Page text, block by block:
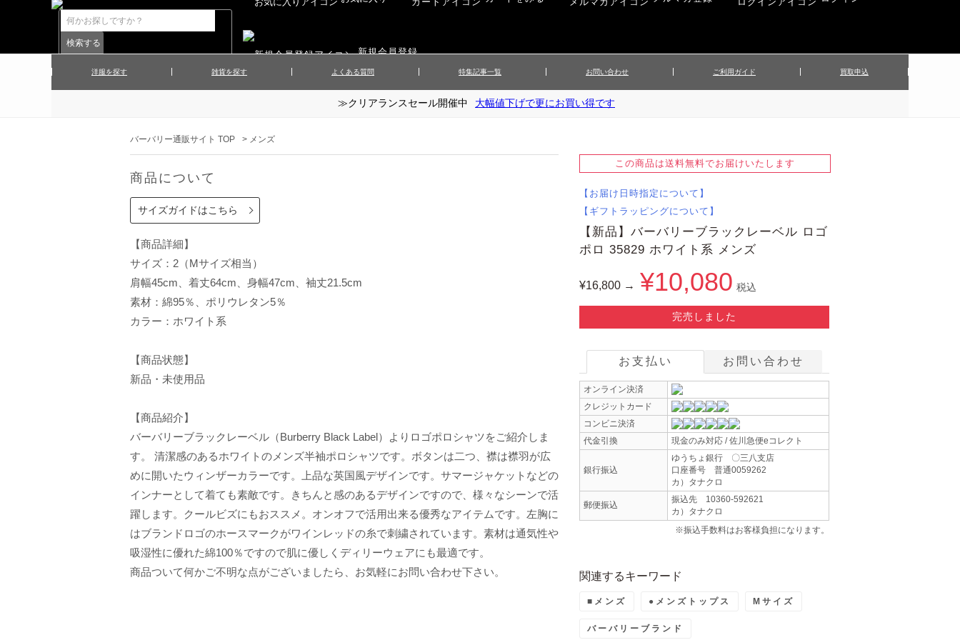
新規会員登録
洋服を探す
▲メンズニット
▲レディースワンピース ▲レディーススカート ▲レディースボトムス ▲レディースジャケット ▲レディースセットアップ
雑貨を探す
▲財布・キーケース
▲アクセサリー
▲マフラー／ストール ▲傘／日傘 ▲ぬいぐるみ
▲その他
よくある質問 特集記事一覧 お問い合わせ ご利用ガイド 買取申込
≫クリアランスセール開催中 大幅値下げで更にお買い得です
バーバリー通販サイト TOP > メンズ
商品について
サイズガイドはこちら
【商品詳細】
サイズ：2（Mサイズ相当）
肩幅45cm、着丈64cm、身幅47cm、袖丈21.5cm
素材：綿95％、ポリウレタン5％
カラー：ホワイト系
【商品状態】
新品・未使用品
【商品紹介】
バーバリーブラックレーベル（Burberry Black Label）よりロゴポロシャツをご紹介しま
す。 清潔感のあるホワイトのメンズ半袖ポロシャツです。ボタンは二つ、襟は襟羽が広
めに開いたウィンザーカラーです。上品な英国風デザインです。サマージャケットなどの
インナーとして着ても素敵です。きちんと感のあるデザインですので、様々なシーンで活
躍します。クールビズにもおススメ。オンオフで活用出来る優秀なアイテムです。左胸に
はブランドロゴのホースマークがワインレッドの糸で刺繍されています。素材は通気性や
吸湿性に優れた綿100％ですので肌に優しくディリーウェアにも最適です。
商品ついて何かご不明な点がございましたら、お気軽にお問い合わせ下さい。
この商品は送料無料でお届けいたします
【お届け日時指定について】
【ギフトラッピングについて】
【新品】バーバリーブラックレーベル ロゴ
ポロ 35829 ホワイト系 メンズ
¥16,800 → ¥10,080 税込
完売しました
お支払い お問い合わせ
オンライン決済
クレジットカード
コンビニ決済
代金引換
現金のみ対応 / 佐川急便eコレクト
銀行振込
ゆうちょ銀行 〇三八支店
口座番号 普通0059262
カ）タナクロ
郵便振込
振込先 10360-592621
カ）タナクロ
※振込手数料はお客様負担になります。
関連するキーワード
■メンズ ●メンズトップス Mサイズ
バーバリーブランド